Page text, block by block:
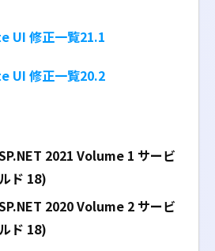
修正一覧21.1
修正一覧20.2
2021 Volume 1 サービ
ド 18)
2020 Volume 2 サービ
ド 18)